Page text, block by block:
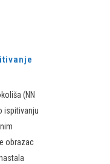
(NN
ispitivanju
obrazac